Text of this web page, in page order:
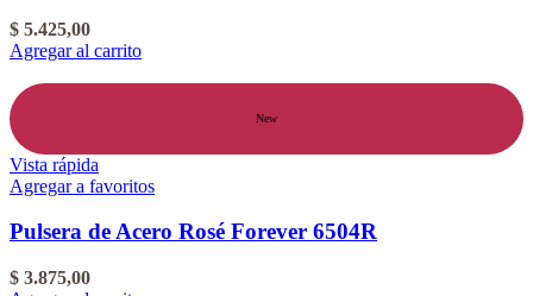
$ 5.425,00
Agregar al carrito
New
Vista rápida
Agregar a favoritos
Pulsera de Acero Rosé Forever 6504R
$ 3.875,00